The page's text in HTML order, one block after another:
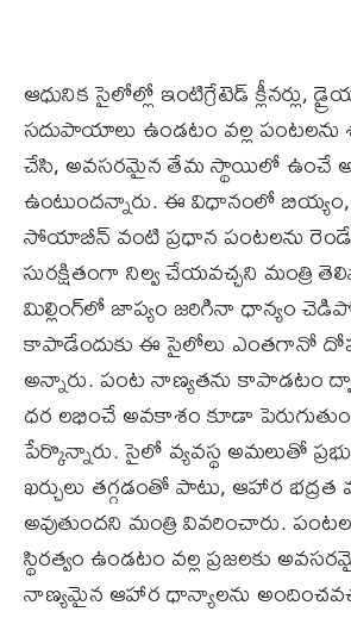
ఆధునిక సైలోల్లో ఇంటిగ్రేటెడ్ క్లీనర్లు,
సదుపాయాలు ఉండటం వల్ల పంటలను
చేసి, అవసరమైన తేమ స్థాయిలో ఉంచే
ఉంటుందన్నారు. ఈ విధానంలో
సోయాబీన్ వంటి ప్రధాన పంటలను
సురక్షితంగా నిల్వ చేయవచ్చని మంత్రి
మిల్లింగ్‌లో జాప్యం జరిగినా ధాన్యం
కాపాడేందుకు ఈ సైలోలు ఎంతగానో
అన్నారు. పంట నాణ్యతను కాపాడటం
ధర లభించే అవకాశం కూడా
పేర్కొన్నారు. సైలో వ్యవస్థ అమలుతో
ఖర్చులు తగ్గడంతో పాటు, ఆహార
అవుతుందని మంత్రి వివరించారు.
స్థిరత్వం ఉండటం వల్ల ప్రజలకు
నాణ్యమైన ఆహార ధాన్యాలను